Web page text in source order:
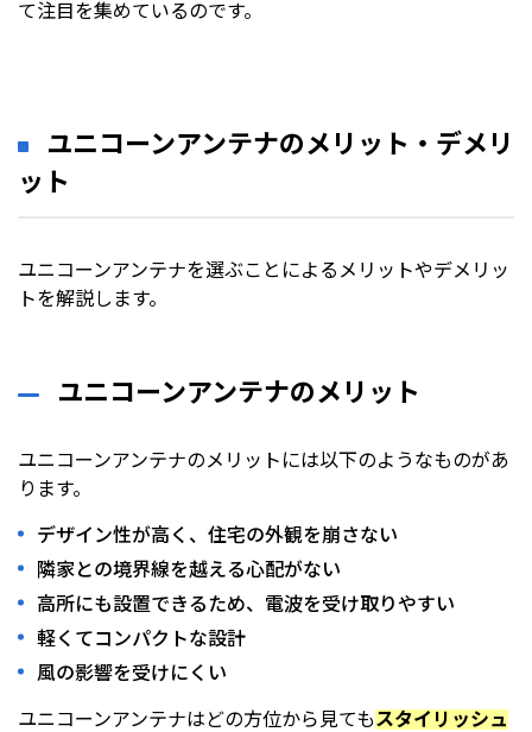
て注目を集めているのです。
ユニコーンアンテナのメリット・デメリ
ット
ユニコーンアンテナを選ぶことによるメリットやデメリッ
トを解説します。
ユニコーンアンテナのメリット
ユニコーンアンテナのメリットには以下のようなものがあ
ります。
デザイン性が高く、住宅の外観を崩さない
隣家との境界線を越える心配がない
高所にも設置できるため、電波を受け取りやすい
軽くてコンパクトな設計
風の影響を受けにくい
ユニコーンアンテナはどの方位から見てもスタイリッシュ